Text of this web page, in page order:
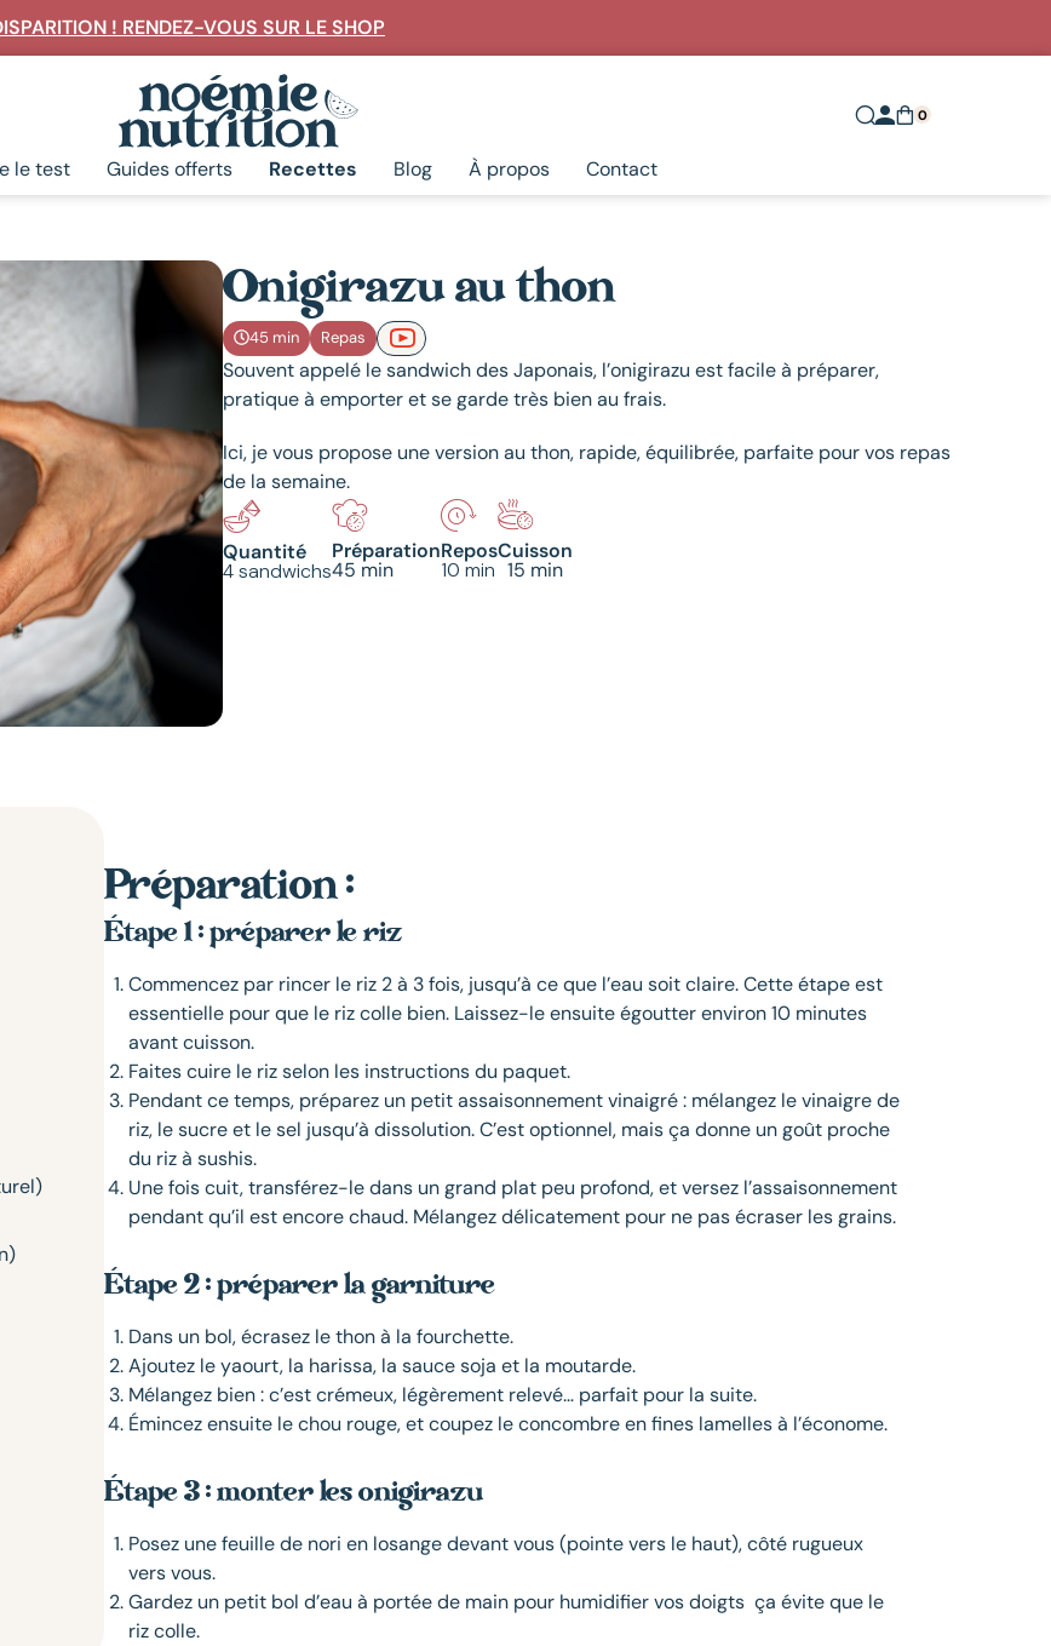
! RENDEZ-VOUS SUR LE SHOP
Rechercher
0
le test Guides offerts Recettes Blog À propos Contact
Onigirazu au thon
45 min Repas
Souvent appelé le sandwich des Japonais, l’onigirazu est facile à préparer,
pratique à emporter et se garde très bien au frais.
Ici, je vous propose une version au thon, rapide, équilibrée, parfaite pour vos repas
de la semaine.
Quantité
4 sandwichs
Préparation
45 min
Repos
10 min
Cuisson
15 min
Préparation :
Étape 1 : préparer le riz
Commencez par rincer le riz 2 à 3 fois, jusqu’à ce que l’eau soit claire. Cette étape est
essentielle pour que le riz colle bien. Laissez-le ensuite égoutter environ 10 minutes
avant cuisson.
Faites cuire le riz selon les instructions du paquet.
Pendant ce temps, préparez un petit assaisonnement vinaigré : mélangez le vinaigre de
riz, le sucre et le sel jusqu’à dissolution. C’est optionnel, mais ça donne un goût proche
du riz à sushis.
Une fois cuit, transférez-le dans un grand plat peu profond, et versez l’assaisonnement
pendant qu’il est encore chaud. Mélangez délicatement pour ne pas écraser les grains.
Étape 2 : préparer la garniture
Dans un bol, écrasez le thon à la fourchette.
Ajoutez le yaourt, la harissa, la sauce soja et la moutarde.
Mélangez bien : c’est crémeux, légèrement relevé… parfait pour la suite.
Émincez ensuite le chou rouge, et coupez le concombre en fines lamelles à l’économe.
Étape 3 : monter les onigirazu
Posez une feuille de nori en losange devant vous (pointe vers le haut), côté rugueux
vers vous.
Gardez un petit bol d’eau à portée de main pour humidifier vos doigts ça évite que le
riz colle.